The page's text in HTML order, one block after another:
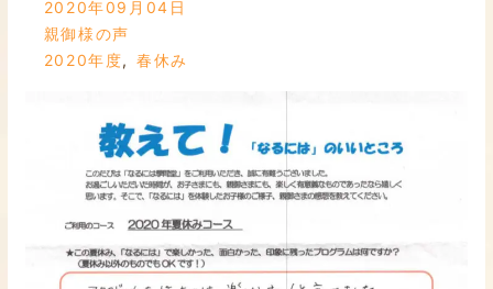
2020年09月04日
親御様の声
2020年度,春休み